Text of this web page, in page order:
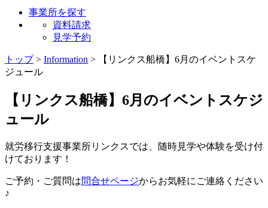
事業所を探す
資料請求
見学予約
トップ> Information >
【リンクス船橋】6月のイベントスケ
ジュール
【リンクス船橋】6月のイベントスケジ
ュール
就労移行支援事業所リンクスでは、随時見学や体験を受け付
けております！
ご予約・ご質問は問合せページからお気軽にご連絡ください
♪